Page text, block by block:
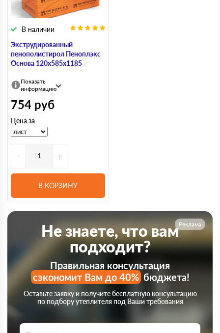
Экструдированный
пенополистирол Пеноплэкс
Основа 120х585х1185
В наличии
Показать
информацию
754 руб
Цена за
- +
В КОРЗИНУ
Реклама
Не знаете, что вам
подходит?
Правильная консультация
сэкономит Вам до 40%бюджета!
Оставьте заявку и получите бесплатную консультацию
по подбору утеплителя под Ваши требования